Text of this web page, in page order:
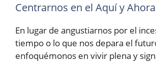
Centrarnos en el Aquí y Ahora
En lugar de angustiarnos por el
tiempo o lo que nos depara el
enfoquémonos en vivir plena y